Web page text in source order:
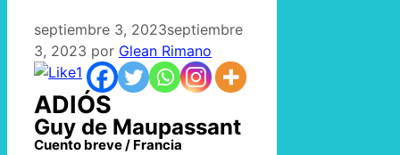
septiembre 3, 2023septiembre
3, 2023 por Glean Rimano
1
ADIÓS
Guy de Maupassant
Cuento breve / Francia